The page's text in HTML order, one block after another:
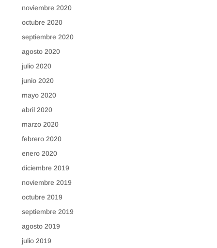
noviembre 2020
octubre 2020
septiembre 2020
agosto 2020
julio 2020
junio 2020
mayo 2020
abril 2020
marzo 2020
febrero 2020
enero 2020
diciembre 2019
noviembre 2019
octubre 2019
septiembre 2019
agosto 2019
julio 2019